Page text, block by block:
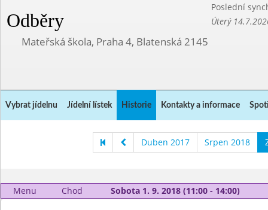
Odběry
Poslední
Úterý
Mateřská škola, Praha 4, Blatenská 2145
Vybrat jídelnu Jídelní lístek Historie Kontakty a informace
Duben 2017 Srpen 2018
Menu Chod Sobota 1. 9. 2018 (11:00 - 14:00)